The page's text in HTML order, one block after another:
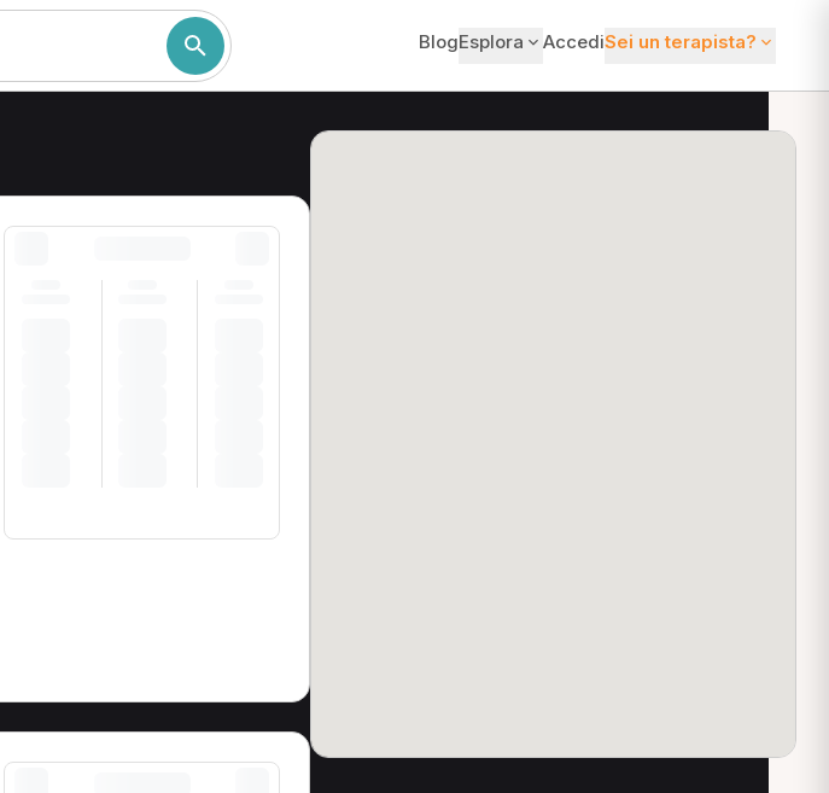
BlogEsplora AccediSei un terapista?